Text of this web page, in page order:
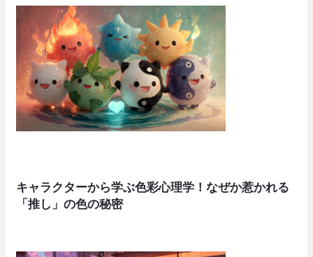
キャラクターから学ぶ色彩心理学！なぜか惹かれる
「推し」の色の秘密